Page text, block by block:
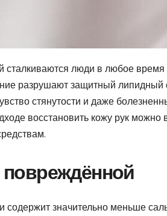
сталкиваются люди в любое время
разрушают защитный липидный
стянутости и даже
восстановить кожу рук можно
повреждённой
содержит значительно меньше